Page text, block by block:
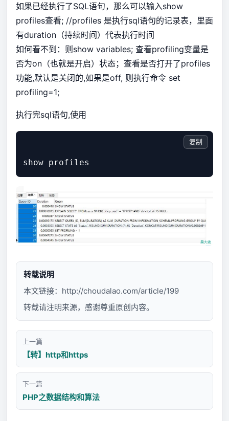
如果已经执行了SQL语句，那么可以输入show
profiles查看; //profiles 是执行sql语句的记录表，里面
有duration（持续时间）代表执行时间
如何看不到：则show variables; 查看profiling变量是
否为on（也就是开启）状态；查看是否打开了profiles
功能,默认是关闭的,如果是off, 则执行命令 set
profiling=1;
执行完sql语句,使用
复制
转载说明
本文链接： http://choudalao.com/article/199
转载请注明来源，感谢尊重原创内容。
上一篇
【转】http和https
下一篇
PHP之数据结构和算法